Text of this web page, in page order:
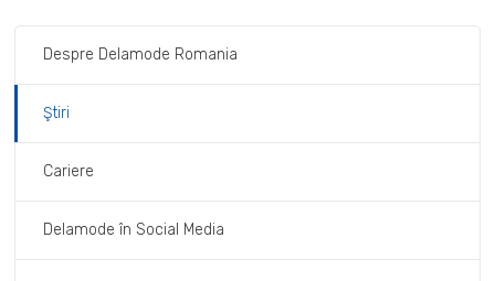
Despre Delamode Romania
Ştiri
Cariere
Delamode în Social Media